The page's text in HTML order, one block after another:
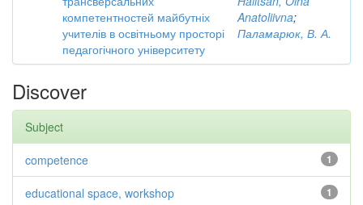
компетентностей майбутніх
учителів в освітньому просторі
педагогічного університету
Anatoliivna;
Паламарюк, В. А.
Discover
Subject
1
competence
1
educational space, workshop